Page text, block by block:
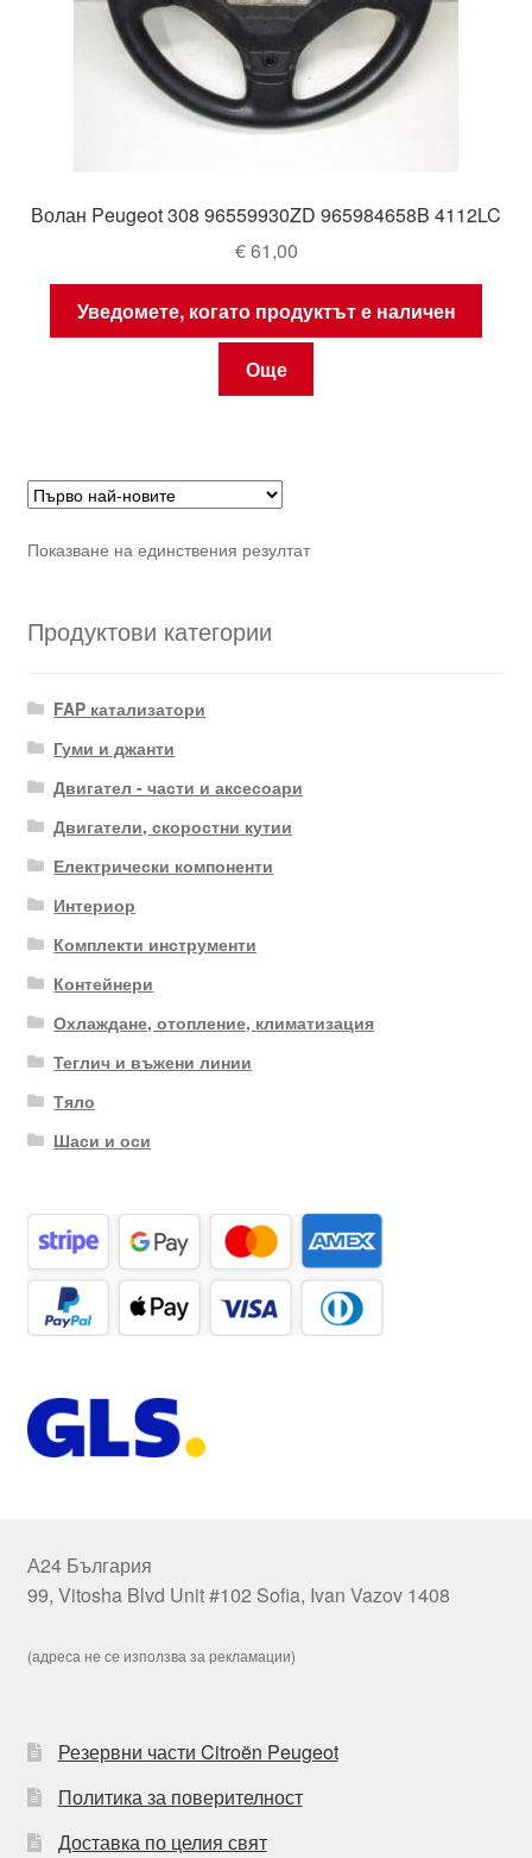
Волан Peugeot 308 96559930ZD 965984658B 4112LC
€61,00
Уведомете, когато продуктът е наличен
Още
Показване на единствения резултат
Продуктови категории
FAP катализатори
Гуми и джанти
Двигател - части и аксесоари
Двигатели, скоростни кутии
Електрически компоненти
Интериор
Комплекти инструменти
Контейнери
Охлаждане, отопление, климатизация
Теглич и въжени линии
Тяло
Шаси и оси
А24 България
99, Vitosha Blvd Unit #102 Sofia, Ivan Vazov 1408
(адреса не се използва за рекламации)
Резервни части Citroën Peugeot
Политика за поверителност
Доставка по целия свят